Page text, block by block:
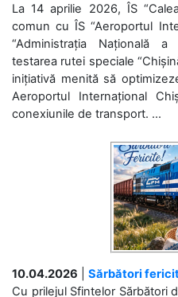
La 14 aprilie 2026, ÎS
comun cu ÎS “Aeroportul
“Administrația Națională
testarea rutei speciale
inițiativă menită să
Aeroportul Internațional
conexiunile de transport. ...
10.04.2026
Sărbători
Cu prilejul Sfintelor Sărbători